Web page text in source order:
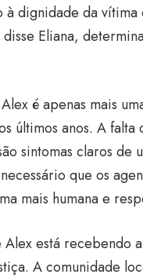
à dignidade da
disse Eliana,
é apenas mais
últimos anos. A
sintomas claros
que os
mais humana e
está recebendo
A comunidade